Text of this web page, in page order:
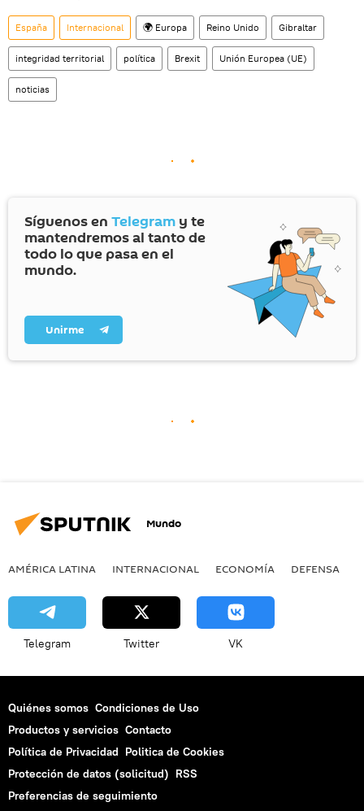
España Internacional 🌍 Europa Reino Unido Gibraltar
integridad territorial política Brexit Unión Europea (UE)
noticias
Síguenos en Telegram y te
mantendremos al tanto de
todo lo que pasa en el
mundo.
Unirme
Mundo
AMÉRICA LATINA INTERNACIONAL ECONOMÍA DEFENSA
Telegram Twitter VK
Quiénes somos Condiciones de Uso
Productos y servicios Contacto
Política de Privacidad Politica de Cookies
Protección de datos (solicitud) RSS
Preferencias de seguimiento